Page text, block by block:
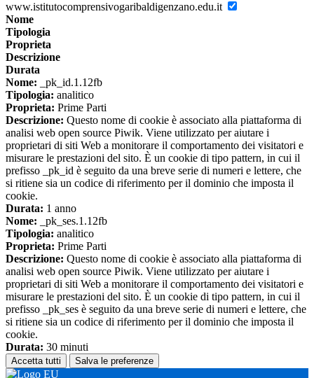
www.istitutocomprensivogaribaldigenzano.edu.it
Nome
Tipologia
Proprieta
Descrizione
Durata
Nome: _pk_id.1.12fb
Tipologia: analitico
Proprieta: Prime Parti
Descrizione: Questo nome di cookie è associato alla piattaforma di
analisi web open source Piwik. Viene utilizzato per aiutare i
proprietari di siti Web a monitorare il comportamento dei visitatori e
misurare le prestazioni del sito. È un cookie di tipo pattern, in cui il
prefisso _pk_id è seguito da una breve serie di numeri e lettere, che
si ritiene sia un codice di riferimento per il dominio che imposta il
cookie.
Durata: 1 anno
Nome: _pk_ses.1.12fb
Tipologia: analitico
Proprieta: Prime Parti
Descrizione: Questo nome di cookie è associato alla piattaforma di
analisi web open source Piwik. Viene utilizzato per aiutare i
proprietari di siti Web a monitorare il comportamento dei visitatori e
misurare le prestazioni del sito. È un cookie di tipo pattern, in cui il
prefisso _pk_ses è seguito da una breve serie di numeri e lettere, che
si ritiene sia un codice di riferimento per il dominio che imposta il
cookie.
Durata: 30 minuti
Accetta tutti Salva le preferenze